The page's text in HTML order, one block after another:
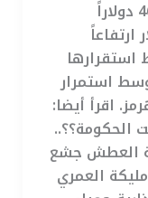
انخفاضاً مماثلاً لتصل إلى 4643,70 دولاراً
ارتفاعاً
استقرارها
وسط استمرار
اقرأ أيضا:
الحكومة؟؟..
العطش جشع
العمري